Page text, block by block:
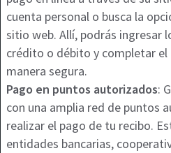
cuenta personal o busca la
sitio web. Allí, podrás ingresar
crédito o débito y completar el
manera segura.
Pago en puntos autorizados:
con una amplia red de puntos
realizar el pago de tu recibo.
entidades bancarias,